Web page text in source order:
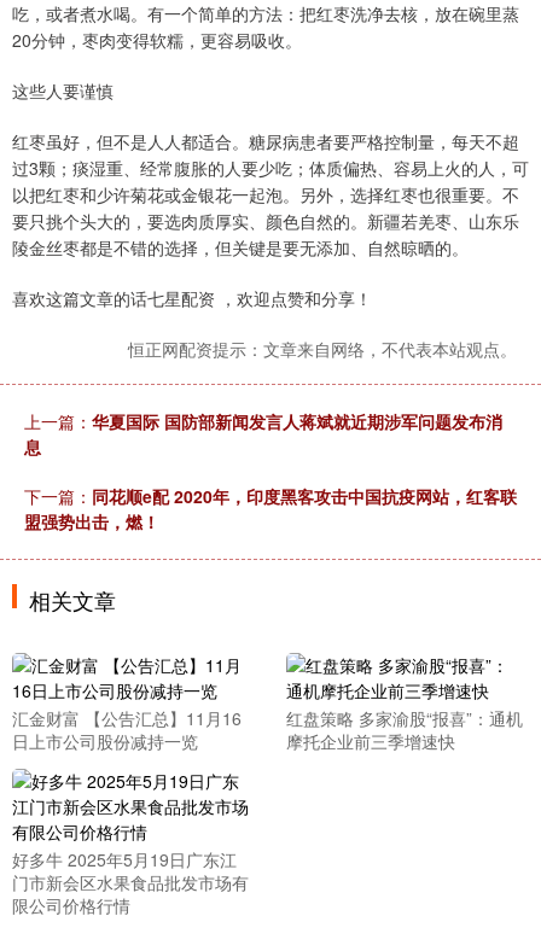
吃，或者煮水喝。有一个简单的方法：把红枣洗净去核，放在碗里蒸
20分钟，枣肉变得软糯，更容易吸收。
这些人要谨慎
红枣虽好，但不是人人都适合。糖尿病患者要严格控制量，每天不超
过3颗；痰湿重、经常腹胀的人要少吃；体质偏热、容易上火的人，可
以把红枣和少许菊花或金银花一起泡。另外，选择红枣也很重要。不
要只挑个头大的，要选肉质厚实、颜色自然的。新疆若羌枣、山东乐
陵金丝枣都是不错的选择，但关键是要无添加、自然晾晒的。
喜欢这篇文章的话七星配资 ，欢迎点赞和分享！
恒正网配资提示：文章来自网络，不代表本站观点。
上一篇： 华夏国际 国防部新闻发言人蒋斌就近期涉军问题发布消
息
下一篇： 同花顺e配 2020年，印度黑客攻击中国抗疫网站，红客联
盟强势出击，燃！
相关文章
汇金财富 【公告汇总】11月16
日上市公司股份减持一览
红盘策略 多家渝股“报喜”：通机
摩托企业前三季增速快
好多牛 2025年5月19日广东江
门市新会区水果食品批发市场有
限公司价格行情